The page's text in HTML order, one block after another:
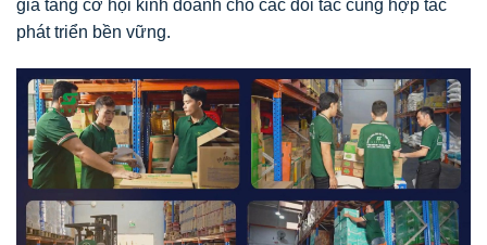
gia tăng cơ hội kinh doanh cho các đối tác cùng hợp tác
phát triển bền vững.